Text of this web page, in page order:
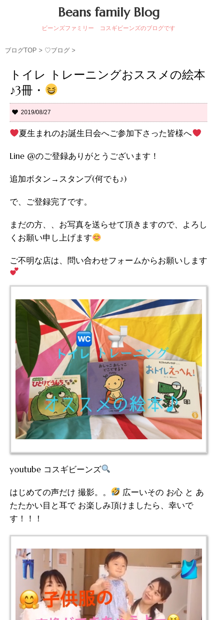
Beans family Blog
ビーンズファミリー コスギビーンズのブログです
ブログTOP > ♡ブログ >
トイレ トレーニングおススメの絵本
♪3冊・
2019/08/27
夏生まれのお誕生日会へご参加下さった皆様へ
Line @のご登録ありがとうございます！
追加ボタン→スタンプ(何でも♪)
で、ご登録完了です。
まだの方、、お写真を送らせて頂きますので、よろし
くお願い申し上げます
ご不明な店は、問い合わせフォームからお願いします
youtube コスギビーンズ
はじめての声だけ 撮影。。
広ーいその お心 と あ
たたかい目と耳で お楽しみ頂けましたら、幸いで
す！！！